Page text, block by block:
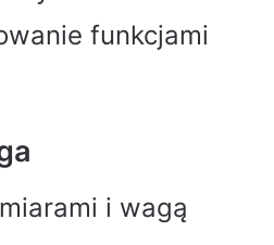
funkcjami
i wagą